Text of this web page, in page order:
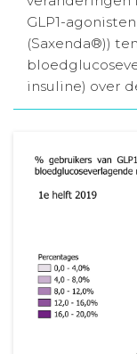
Aanmelden
GLP1-
(Saxenda®))
insuline) over